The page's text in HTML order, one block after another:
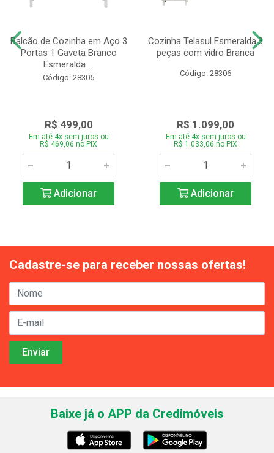
Balcão de Cozinha em Aço 3
Portas 1 Gaveta Branco
Esmeralda ...
Código: 28305
R$ 499,00
Em até 4x sem juros ou
R$ 469,06 no PIX
Adicionar
Cozinha Telasul Esmeralda.3
peças com vidro Branca
Código: 28306
R$ 1.099,00
Em até 4x sem juros ou
R$ 1.033,06 no PIX
Adicionar
Cadastre-se para receber nossas ofertas!
Baixe já o APP da Credimóveis